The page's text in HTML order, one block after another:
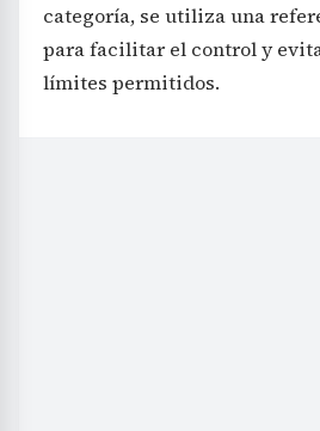
categoría, se utiliza una
para facilitar el control y
límites permitidos.